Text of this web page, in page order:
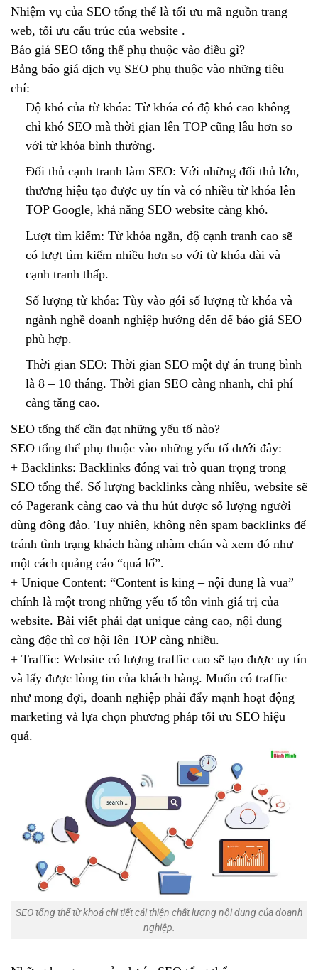
Nhiệm vụ của SEO tổng thể là tối ưu mã nguồn trang
web, tối ưu cấu trúc của website .
Báo giá SEO tổng thể phụ thuộc vào điều gì?
Bảng báo giá dịch vụ SEO phụ thuộc vào những tiêu
chí:
Độ khó của từ khóa: Từ khóa có độ khó cao không
chỉ khó SEO mà thời gian lên TOP cũng lâu hơn so
với từ khóa bình thường.
Đối thủ cạnh tranh làm SEO: Với những đối thủ lớn,
thương hiệu tạo được uy tín và có nhiều từ khóa lên
TOP Google, khả năng SEO website càng khó.
Lượt tìm kiếm: Từ khóa ngắn, độ cạnh tranh cao sẽ
có lượt tìm kiếm nhiều hơn so với từ khóa dài và
cạnh tranh thấp.
Số lượng từ khóa: Tùy vào gói số lượng từ khóa và
ngành nghề doanh nghiệp hướng đến để báo giá SEO
phù hợp.
Thời gian SEO: Thời gian SEO một dự án trung bình
là 8 – 10 tháng. Thời gian SEO càng nhanh, chi phí
càng tăng cao.
SEO tổng thể cần đạt những yếu tố nào?
SEO tổng thể phụ thuộc vào những yếu tố dưới đây:
+ Backlinks: Backlinks đóng vai trò quan trọng trong
SEO tổng thể. Số lượng backlinks càng nhiều, website sẽ
có Pagerank càng cao và thu hút được số lượng người
dùng đông đảo. Tuy nhiên, không nên spam backlinks để
tránh tình trạng khách hàng nhàm chán và xem đó như
một cách quảng cáo “quá lố”.
+ Unique Content: “Content is king – nội dung là vua”
chính là một trong những yếu tố tôn vinh giá trị của
website. Bài viết phải đạt unique càng cao, nội dung
càng độc thì cơ hội lên TOP càng nhiều.
+ Traffic: Website có lượng traffic cao sẽ tạo được uy tín
và lấy được lòng tin của khách hàng. Muốn có traffic
như mong đợi, doanh nghiệp phải đẩy mạnh hoạt động
marketing và lựa chọn phương pháp tối ưu SEO hiệu
quả.
SEO tổng thể từ khoá chi tiết cải thiện chất lượng nội dung của doanh
nghiệp.